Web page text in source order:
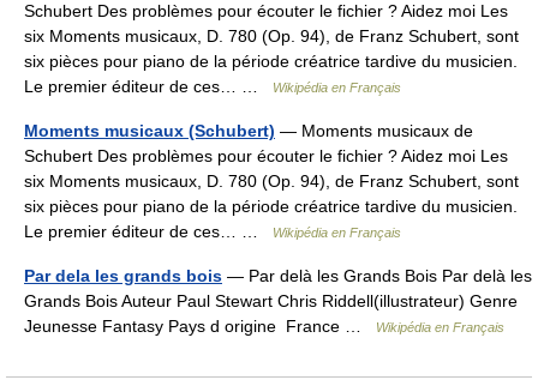
Schubert Des problèmes pour écouter le fichier ? Aidez moi Les
six Moments musicaux, D. 780 (Op. 94), de Franz Schubert, sont
six pièces pour piano de la période créatrice tardive du musicien.
Le premier éditeur de ces… …
Wikipédia en Français
Moments musicaux (Schubert) — Moments musicaux de
Schubert Des problèmes pour écouter le fichier ? Aidez moi Les
six Moments musicaux, D. 780 (Op. 94), de Franz Schubert, sont
six pièces pour piano de la période créatrice tardive du musicien.
Le premier éditeur de ces… …
Wikipédia en Français
Par dela les grands bois — Par delà les Grands Bois Par delà les
Grands Bois Auteur Paul Stewart Chris Riddell(illustrateur) Genre
Jeunesse Fantasy Pays d origine France …
Wikipédia en Français